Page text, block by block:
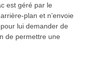
est géré par le
plan et n’envoie
lui demander de
de permettre une